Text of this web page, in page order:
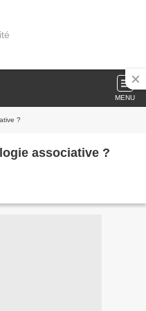
MENU
?
associative ?